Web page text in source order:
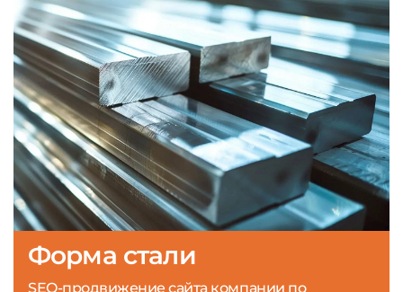
Форма стали
SEO-продвижение сайта компании по